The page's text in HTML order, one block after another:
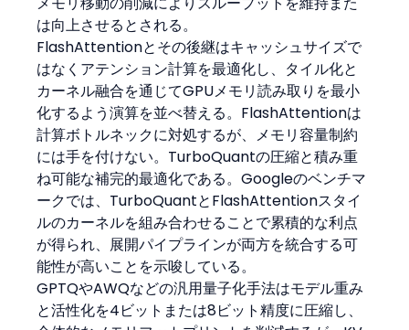
は向上させるとされる。
FlashAttentionとその後継はキャッシュサイズで
はなくアテンション計算を最適化し、タイル化と
カーネル融合を通じてGPUメモリ読み取りを最小
化するよう演算を並べ替える。FlashAttentionは
計算ボトルネックに対処するが、メモリ容量制約
には手を付けない。TurboQuantの圧縮と積み重
ね可能な補完的最適化である。Googleのベンチマ
ークでは、TurboQuantとFlashAttentionスタイ
ルのカーネルを組み合わせることで累積的な利点
が得られ、展開パイプラインが両方を統合する可
能性が高いことを示唆している。
GPTQやAWQなどの汎用量子化手法はモデル重み
と活性化を4ビットまたは8ビット精度に圧縮し、